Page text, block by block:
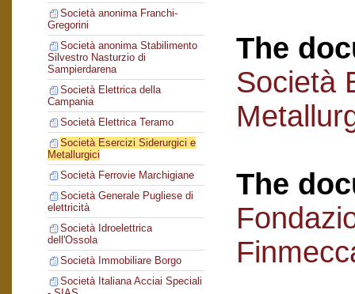
Società anonima Franchi-
Gregorini
Società anonima Stabilimento
Silvestro Nasturzio di
Sampierdarena
Società Elettrica della
Campania
Società Elettrica Teramo
Società Esercizi Siderurgici e
Metallurgici
Società Ferrovie Marchigiane
Società Generale Pugliese di
elettricità
Società Idroelettrica
dell'Ossola
Società Immobiliare Borgo
Società Italiana Acciai Speciali
The
Società
The